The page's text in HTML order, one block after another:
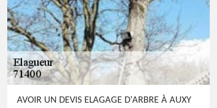
AVOIR UN DEVIS ELAGAGE D'ARBRE À AUXY